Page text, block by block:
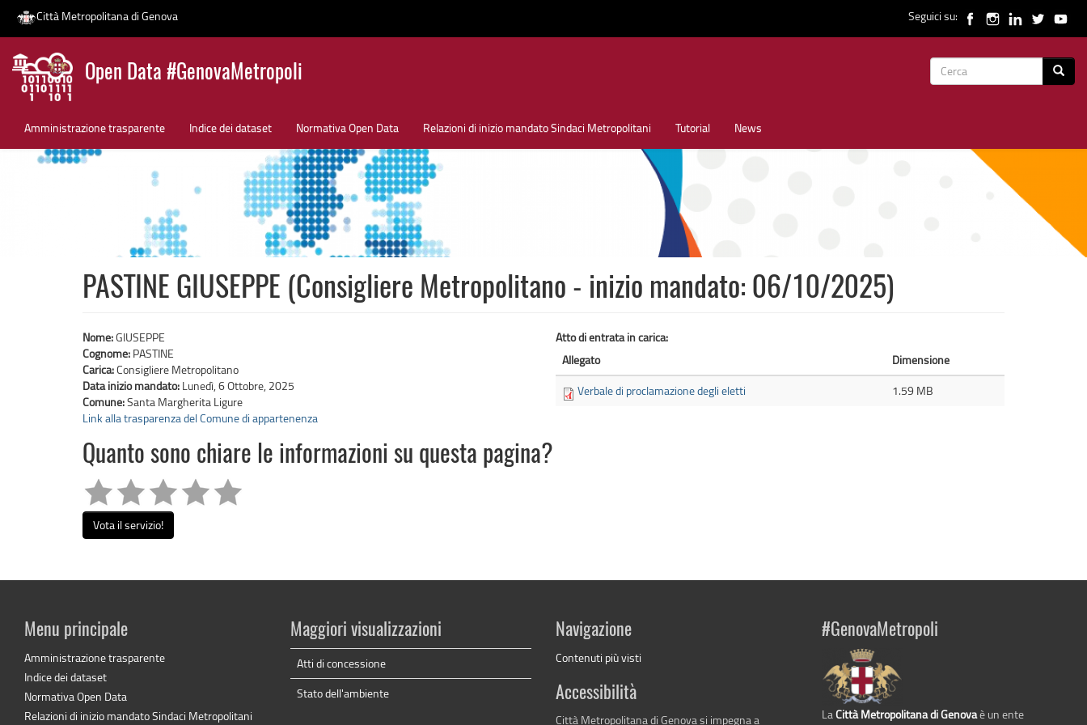
Salta
contenuto
Città Metropolitana di Genova Seguici su:
Open Data #GenovaMetropoli
Form
Amministrazione trasparente Indice dei dataset Normativa Open Data Relazioni di inizio mandato Sindaci Metropolitani Tutorial News
News
PASTINE GIUSEPPE (Consigliere Metropolitano - inizio mandato: 06/10/2025)
Nome:GIUSEPPE
Cognome: PASTINE
Carica:Consigliere Metropolitano
Data inizio mandato: Lunedì, 6 Ottobre, 2025
Comune:Santa Margherita Ligure
Link alla trasparenza del Comune di appartenenza
Atto di entrata in carica:
Allegato
Dimensione
Verbale di proclamazione degli eletti
1.59 MB
Quanto sono chiare le informazioni su questa pagina?
Vota il servizio!
Menu principale
Amministrazione trasparente
Indice dei dataset
Normativa Open Data
Relazioni di inizio mandato Sindaci Metropolitani
Maggiori visualizzazioni
Atti di concessione
Stato dell'ambiente
Navigazione
Contenuti più visti
Accessibilità
Città Metropolitana di Genova si impegna a
#GenovaMetropoli
La Città Metropolitana di Genovaè un ente